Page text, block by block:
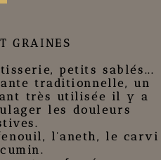
GRAINES
petits sablés...
traditionnelle, un
très utilisée il y a
les douleurs
l'aneth, le carvi